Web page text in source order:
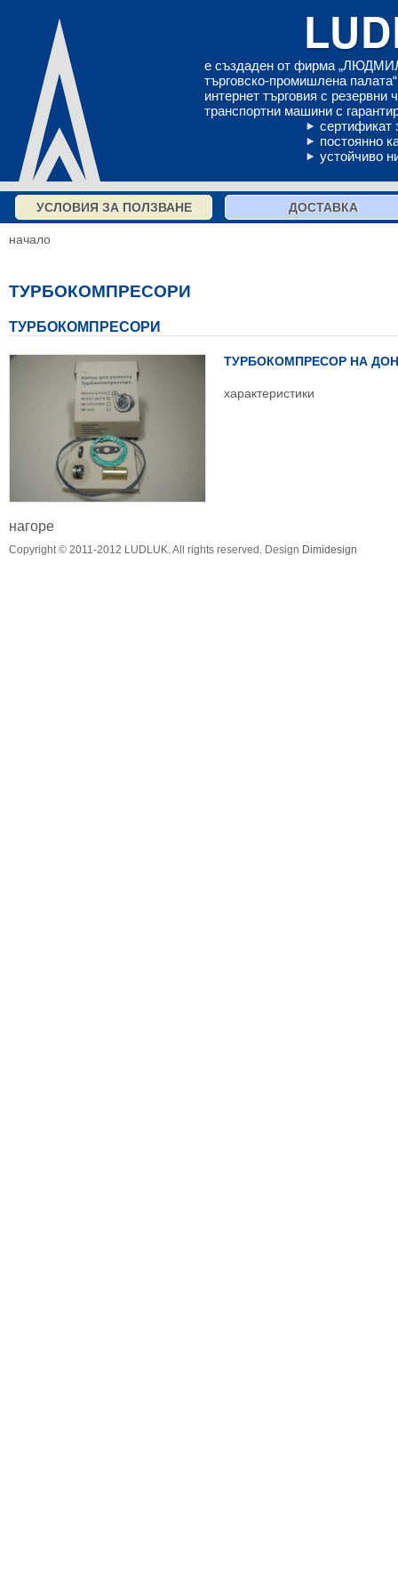
е създаден от фирма
търговско-промишлена
интернет търговия с резервни
транспортни машини с
сертификат
постоянно
устойчиво
УСЛОВИЯ ЗА ПОЛЗВАНЕ ДОСТАВКА
начало
ТУРБОКОМПРЕСОРИ
ТУРБОКОМПРЕСОРИ
ТУРБОКОМПРЕСОР НА ДОН
характеристики
нагоре
Copyright © 2011-2012 LUDLUK. All rights reserved. Design Dimidesign